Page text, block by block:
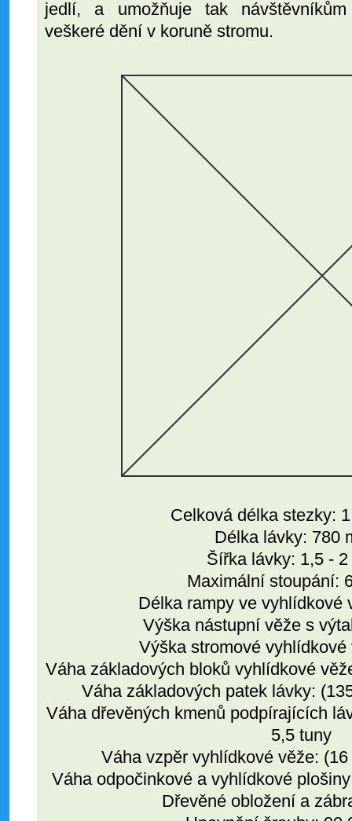
jedlí, a umožňuje tak návštěvníkům
veškeré dění v koruně stromu.
Celková délka stezky:
Délka lávky: 780
Šířka lávky: 1,5 - 2
Maximální stoupání:
Délka rampy ve vyhlídkové
Výška nástupní věže s
Výška stromové vyhlídkové
Váha základových bloků vyhlídkové
Váha základových patek lávky:
Váha dřevěných kmenů podpírajících
5,5 tuny
Váha vzpěr vyhlídkové věže:
Váha odpočinkové a vyhlídkové
Dřevěné obložení a